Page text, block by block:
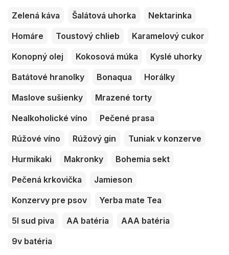
Zelená káva Šalátová uhorka
Nektarinka
Homáre
Toustový chlieb
Karamelový cukor
Konopný olej
Kokosová múka
Kyslé uhorky
Batátové hranolky
Bonaqua
Horálky
Maslove sušienky
Mrazené torty
Nealkoholické víno
Pečené prasa
Rúžové víno
Rúžový gin
Tuniak v konzerve
Hurmikaki
Makronky
Bohemia sekt
Pečená krkovička
Jamieson
Konzervy pre psov
Yerba mate Tea
5l sud piva
AA batéria
AAA batéria
9v batéria